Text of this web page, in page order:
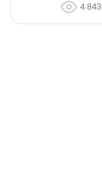
4 843